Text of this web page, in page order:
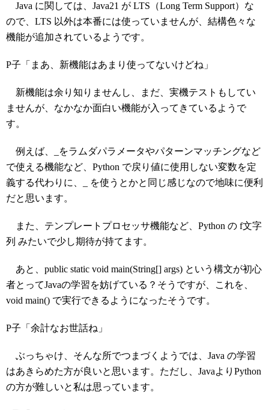
Java に関しては、Java21 が LTS（Long Term Support）な
ので、LTS 以外は本番には使っていませんが、結構色々な
機能が追加されているようです。
P子「まあ、新機能はあまり使ってないけどね」
新機能は余り知りませんし、まだ、実機テストもしてい
ませんが、なかなか面白い機能が入ってきているようで
す。
例えば、_をラムダパラメータやパターンマッチングなど
で使える機能など、Python で戻り値に使用しない変数を定
義する代わりに、_ を使うとかと同じ感じなので地味に便利
だと思います。
また、テンプレートプロセッサ機能など、Python の f文字
列 みたいで少し期待が持てます。
あと、public static void main(String[] args) という構文が初心
者とってJavaの学習を妨げている？そうですが、これを、
void main() で実行できるようになったそうです。
P子「余計なお世話ね」
ぶっちゃけ、そんな所でつまづくようでは、Java の学習
はあきらめた方が良いと思います。ただし、JavaよりPython
の方が難しいと私は思っています。